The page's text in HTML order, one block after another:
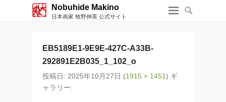
Nobuhide Makino
日本画家 牧野伸英 公式サイト
EB5189E1-9E9E-427C-A33B-
292891E2B035_1_102_o
投稿日: 2025年10月27日 (1915 × 1451) ギ
ャラリー: